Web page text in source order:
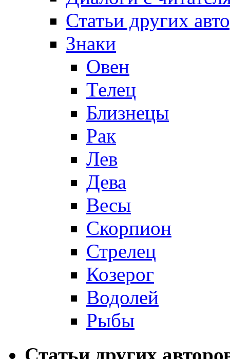
Статьи других
Знаки
Овен
Телец
Близнецы
Рак
Лев
Дева
Весы
Скорпион
Стрелец
Козерог
Водолей
Рыбы
Статьи других